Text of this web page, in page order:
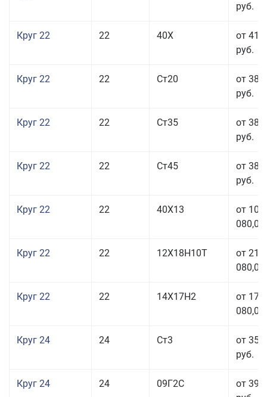
руб.
Круг 22 22 40Х
от 41
руб.
Круг 22 22 Ст20
от 38
руб.
Круг 22 22 Ст35
от 38
руб.
Круг 22 22 Ст45
от 38
руб.
Круг 22 22 40Х13
от 103
080,00
Круг 22 22 12Х18Н10Т
от 210
080,00
Круг 22 22 14Х17Н2
от 175
080,00
Круг 24 24 Ст3
от 35
руб.
Круг 24 24 09Г2С
от 39